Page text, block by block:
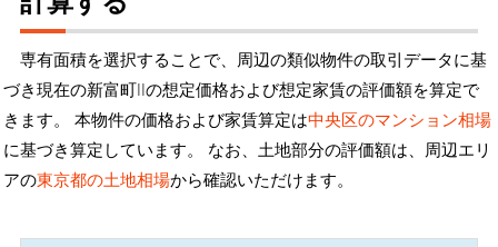
専有面積を選択することで、周辺の類似物件の取引データに基
づき現在の新富町IIの想定価格および想定家賃の評価額を算定で
きます。 本物件の価格および家賃算定は中央区のマンション相場
に基づき算定しています。 なお、土地部分の評価額は、周辺エリ
アの東京都の土地相場から確認いただけます。